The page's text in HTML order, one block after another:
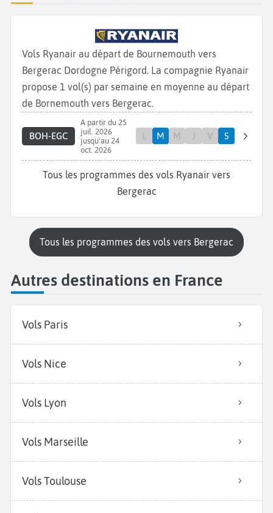
Vols Ryanair au départ de Bournemouth vers
Bergerac Dordogne Périgord. La compagnie Ryanair
propose 1 vol(s) par semaine en moyenne au départ
de Bornemouth vers Bergerac.
BOH-EGC
A partir du 25
juil. 2026
jusqu'au 24
oct. 2026
L M M J V S
Tous les programmes des vols Ryanair vers
Bergerac
Tous les programmes des vols vers Bergerac
Autres destinations en France
Vols Paris
Vols Nice
Vols Lyon
Vols Marseille
Vols Toulouse